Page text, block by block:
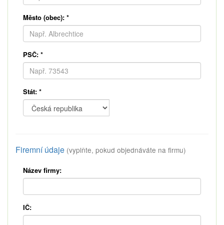
Město (obec): *
PSČ: *
Stát: *
Firemní údaje (vyplňte, pokud objednáváte na firmu)
Název firmy:
IČ: